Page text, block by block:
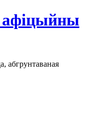
афіцыйны
абгрунтаваная